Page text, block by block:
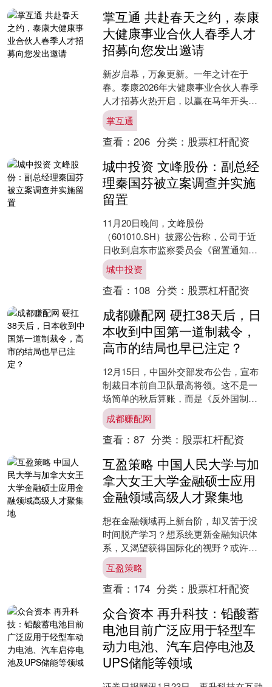
掌互通 共赴春天之约，泰康
大健康事业合伙人春季人才
招募向您发出邀请
新岁启幕，万象更新。一年之计在于
春。泰康2026年大健康事业合伙人春季
人才招募火热开启，以赢在马年开头之
势，向各界英才发出邀请。此次招募不
仅是提供一次择业机会，....
掌互通
查看： 206 分类： 股票杠杆配资
城中投资 文峰股份：副总经
理秦国芬被立案调查并实施
留置
11月20日晚间，文峰股份
（601010.SH）披露公告称，公司于近
日收到启东市监察委员会《留置通知
书》和《立案通知书》，公司副总经理
秦国芬被立案调查并实施留置....
城中投资
查看： 108 分类： 股票杠杆配资
成都赚配网 硬扛38天后，日
本收到中国第一道制裁令，
高市的结局也早已注定？
12月15日，中国外交部发布公告，宣布
制裁日本前自卫队最高将领。这不是一
场简单的秋后算账，而是《反外国制裁
法》首次对日本亮剑，意味着一部已经
生效三年的反制工具箱....
成都赚配网
查看： 87 分类： 股票杠杆配资
互盈策略 中国人民大学与加
拿大女王大学金融硕士应用
金融领域高级人才聚集地
想在金融领域再上新台阶，却又苦于没
时间脱产学习？想系统更新金融知识体
系，又渴望获得国际化的视野？或许，
中国人民大学与加拿大女王大学金融硕
士项目，正是为你量身打造....
互盈策略
查看： 174 分类： 股票杠杆配资
众合资本 再升科技：铅酸蓄
电池目前广泛应用于轻型车
动力电池、汽车启停电池及
UPS储能等领域